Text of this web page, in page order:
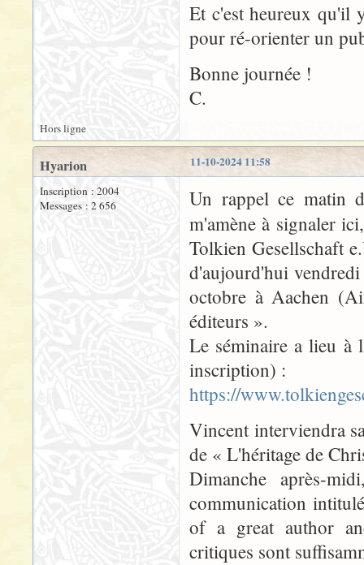
Et c'est heureux qu'il
pour ré-orienter un
Bonne journée !
C.
Hors ligne
11-10-2024 11:58
Hyarion
Inscription : 2004
Messages : 2 656
Un rappel ce matin
m'amène à signaler
Tolkien Gesellschaft
d'aujourd'hui
octobre à Aachen
éditeurs ».
Le séminaire a lieu à
inscription) :
https://
Vincent interviendra
de « L'héritage de
Dimanche après-
communication
of a great author
critiques sont